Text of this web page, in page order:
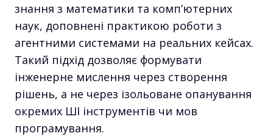
знання з математики та комп’ютерних
наук, доповнені практикою роботи з
агентними системами на реальних кейсах.
Такий підхід дозволяє формувати
інженерне мислення через створення
рішень, а не через ізольоване опанування
окремих ШІ інструментів чи мов
програмування.